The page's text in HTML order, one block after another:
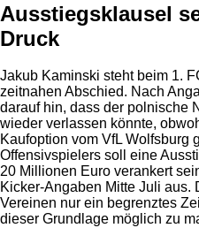
Ausstiegsklausel
Druck
Jakub Kaminski steht beim 1.
zeitnahen Abschied. Nach
darauf hin, dass der polnische
wieder verlassen könnte,
Kaufoption vom VfL Wolfsburg
Offensivspielers soll eine
20 Millionen Euro verankert
Kicker-Angaben Mitte Juli aus.
Vereinen nur ein begrenztes
dieser Grundlage möglich zu